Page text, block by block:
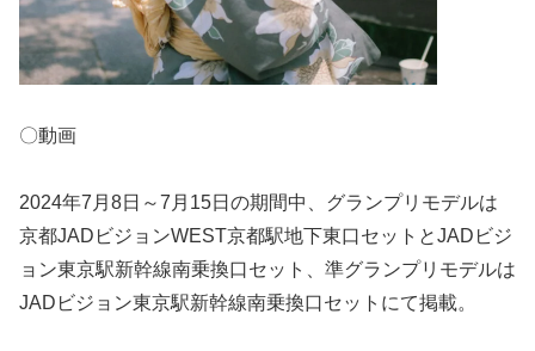
〇動画
2024年7月8日～7月15日の期間中、グランプリモデルは
京都JADビジョンWEST京都駅地下東口セットとJADビジ
ョン東京駅新幹線南乗換口セット、準グランプリモデルは
JADビジョン東京駅新幹線南乗換口セットにて掲載。